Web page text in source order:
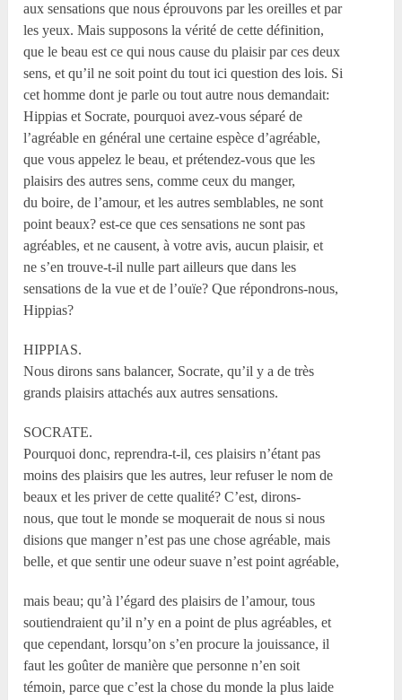
aux sensations que nous éprouvons par les oreilles et par
les yeux. Mais supposons la vérité de cette définition,
que le beau est ce qui nous cause du plaisir par ces deux
sens, et qu’il ne soit point du tout ici question des lois. Si
cet homme dont je parle ou tout autre nous demandait:
Hippias et Socrate, pourquoi avez-vous séparé de
l’agréable en général une certaine espèce d’agréable,
que vous appelez le beau, et prétendez-vous que les
plaisirs des autres sens, comme ceux du manger,
du boire, de l’amour, et les autres semblables, ne sont
point beaux? est-ce que ces sensations ne sont pas
agréables, et ne causent, à votre avis, aucun plaisir, et
ne s’en trouve-t-il nulle part ailleurs que dans les
sensations de la vue et de l’ouïe? Que répondrons-nous,
Hippias?
HIPPIAS.
Nous dirons sans balancer, Socrate, qu’il y a de très
grands plaisirs attachés aux autres sensations.
SOCRATE.
Pourquoi donc, reprendra-t-il, ces plaisirs n’étant pas
moins des plaisirs que les autres, leur refuser le nom de
beaux et les priver de cette qualité? C’est, dirons-
nous, que tout le monde se moquerait de nous si nous
disions que manger n’est pas une chose agréable, mais
belle, et que sentir une odeur suave n’est point agréable,
mais beau; qu’à l’égard des plaisirs de l’amour, tous
soutiendraient qu’il n’y en a point de plus agréables, et
que cependant, lorsqu’on s’en procure la jouissance, il
faut les goûter de manière que personne n’en soit
témoin, parce que c’est la chose du monde la plus laide